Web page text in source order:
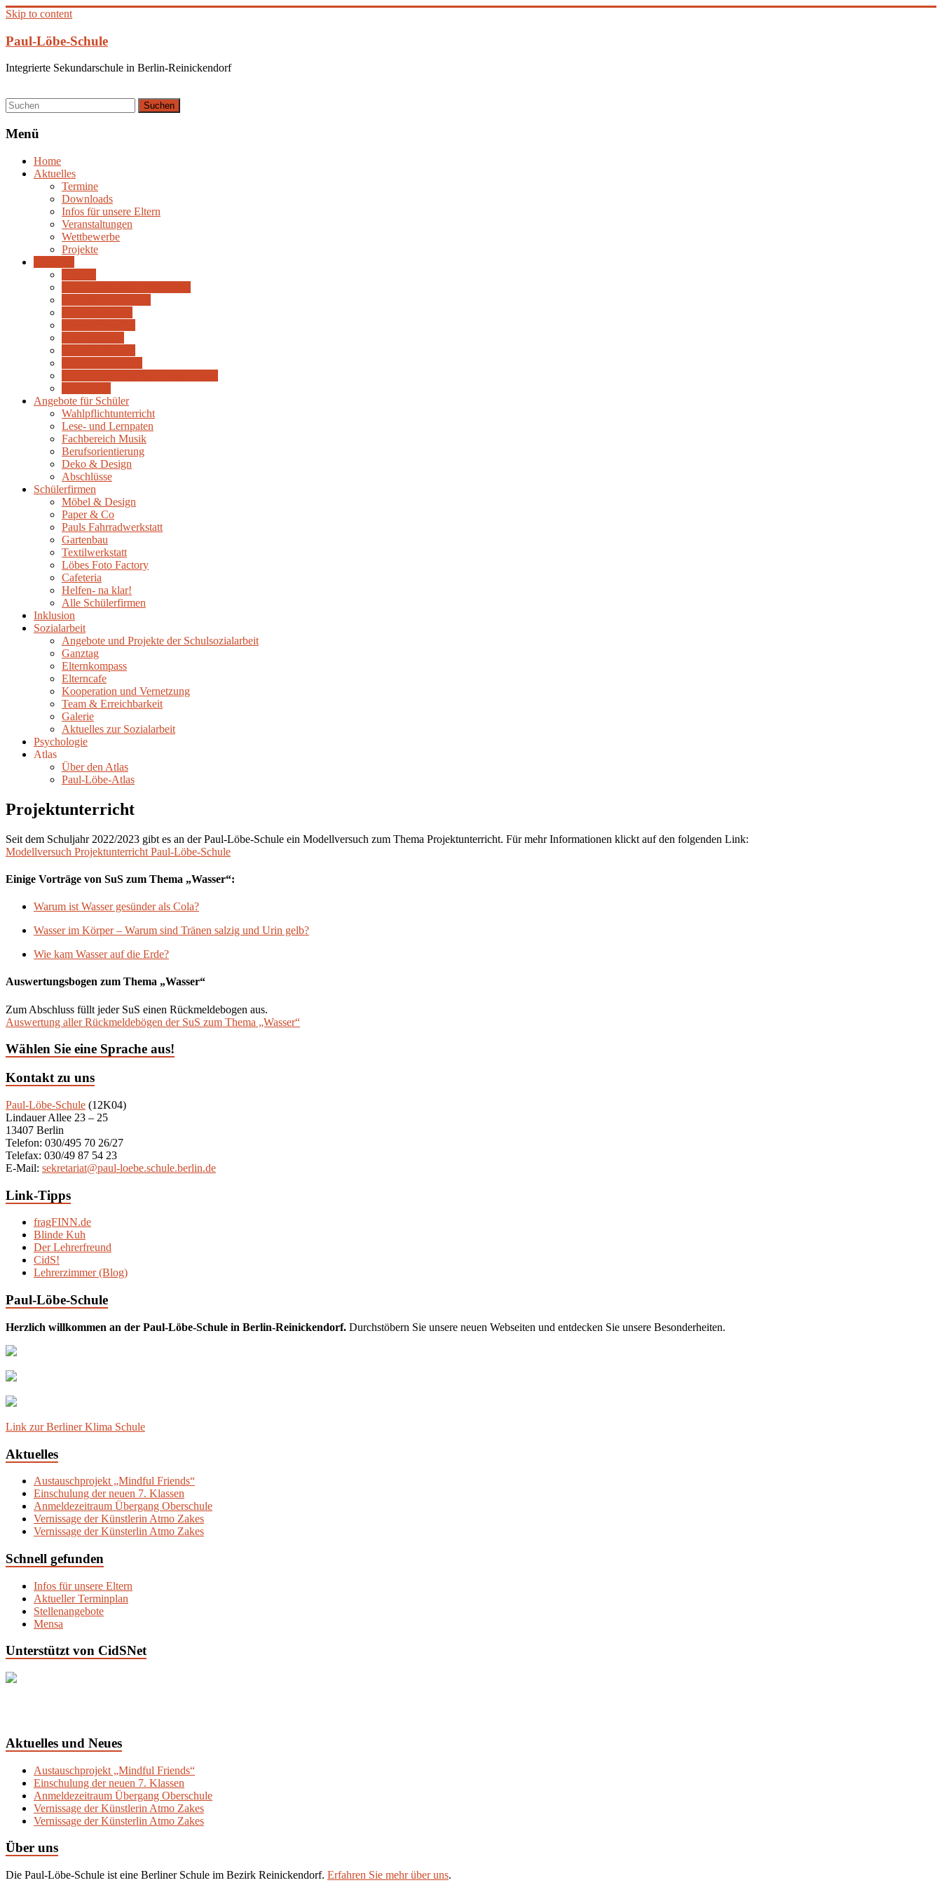
Skip to content
Paul-Löbe-Schule
Integrierte Sekundarschule in Berlin-Reinickendorf
Menü
Home
Aktuelles
Termine
Downloads
Infos für unsere Eltern
Veranstaltungen
Wettbewerbe
Projekte
Angebote für Schüler
Wahlpflichtunterricht
Lese- und Lernpaten
Fachbereich Musik
Berufsorientierung
Deko & Design
Abschlüsse
Schülerfirmen
Möbel & Design
Paper & Co
Pauls Fahrradwerkstatt
Gartenbau
Textilwerkstatt
Löbes Foto Factory
Cafeteria
Helfen- na klar!
Alle Schülerfirmen
Inklusion
Sozialarbeit
Angebote und Projekte der Schulsozialarbeit
Ganztag
Elternkompass
Elterncafe
Kooperation und Vernetzung
Team & Erreichbarkeit
Galerie
Aktuelles zur Sozialarbeit
Psychologie
Atlas
Über den Atlas
Paul-Löbe-Atlas
Projektunterricht
Seit dem Schuljahr 2022/2023 gibt es an der Paul-Löbe-Schule ein Modellversuch zum Thema Projektunterricht. Für mehr Informationen klickt auf den folgenden Link:
Modellversuch Projektunterricht Paul-Löbe-Schule
Einige Vorträge von SuS zum Thema „Wasser“:
Warum ist Wasser gesünder als Cola?
Wasser im Körper – Warum sind Tränen salzig und Urin gelb?
Wie kam Wasser auf die Erde?
Auswertungsbogen zum Thema „Wasser“
Zum Abschluss füllt jeder SuS einen Rückmeldebogen aus.
Auswertung aller Rückmeldebögen der SuS zum Thema „Wasser“
Wählen Sie eine Sprache aus!
Kontakt zu uns
Paul-Löbe-Schule (12K04)
Lindauer Allee 23 – 25
13407 Berlin
Telefon: 030/495 70 26/27
Telefax: 030/49 87 54 23
E-Mail: sekretariat@paul-loebe.schule.berlin.de
Link-Tipps
fragFINN.de
Blinde Kuh
Der Lehrerfreund
CidS!
Lehrerzimmer (Blog)
Paul-Löbe-Schule
Herzlich willkommen an der Paul-Löbe-Schule in Berlin-Reinickendorf. Durchstöbern Sie unsere neuen Webseiten und entdecken Sie unsere Besonderheiten.
Link zur Berliner Klima Schule
Aktuelles
Austauschprojekt „Mindful Friends“
Einschulung der neuen 7. Klassen
Anmeldezeitraum Übergang Oberschule
Vernissage der Künstlerin Atmo Zakes
Vernissage der Künsterlin Atmo Zakes
Schnell gefunden
Infos für unsere Eltern
Aktueller Terminplan
Stellenangebote
Mensa
Unterstützt von CidSNet
Aktuelles und Neues
Austauschprojekt „Mindful Friends“
Einschulung der neuen 7. Klassen
Anmeldezeitraum Übergang Oberschule
Vernissage der Künstlerin Atmo Zakes
Vernissage der Künsterlin Atmo Zakes
Über uns
Die Paul-Löbe-Schule ist eine Berliner Schule im Bezirk Reinickendorf. Erfahren Sie mehr über uns.